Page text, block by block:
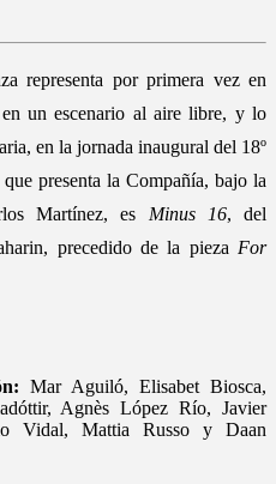
representa por primera vez en
un escenario al aire libre, y lo
en la jornada inaugural del 18º
presenta la Compañía, bajo la
Martínez, es Minus 16, del
precedido de la pieza For
Mar Aguiló, Elisabet Biosca,
Agnès López Río, Javier
Vidal, Mattia Russo y Daan